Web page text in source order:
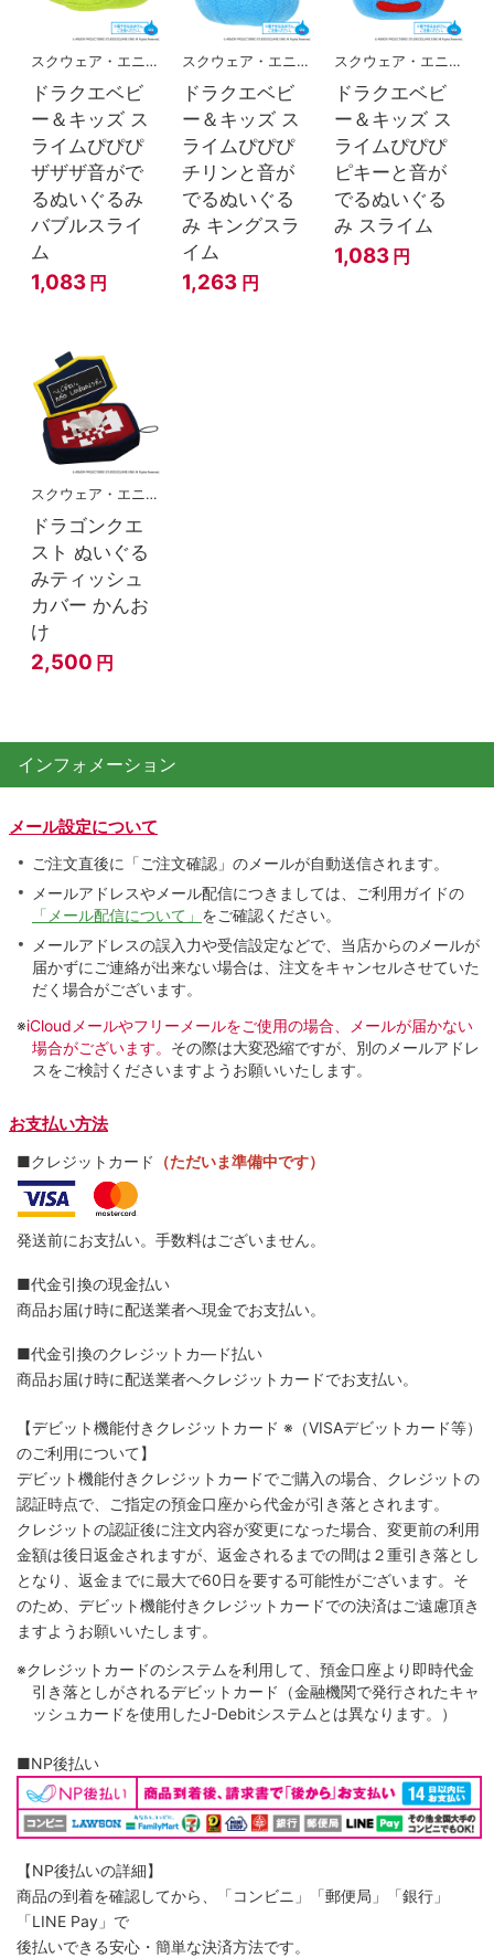
スクウェア・エニックス
ドラクエベビ
ー＆キッズ ス
ライムぴぴぴ
ザザザ音がで
るぬいぐるみ
バブルスライ
ム
1,083 円
スクウェア・エニックス
ドラクエベビ
ー＆キッズ ス
ライムぴぴぴ
チリンと音が
でるぬいぐる
み キングスラ
イム
1,263 円
スクウェア・エニックス
ドラクエベビ
ー＆キッズ ス
ライムぴぴぴ
ピキーと音が
でるぬいぐる
み スライム
1,083 円
スクウェア・エニックス
ドラゴンクエ
スト ぬいぐる
みティッシュ
カバー かんお
け
2,500 円
インフォメーション
メール設定について
ご注文直後に「ご注文確認」のメールが自動送信されます。
メールアドレスやメール配信につきましては、ご利用ガイドの
「メール配信について」 をご確認ください。
メールアドレスの誤入力や受信設定などで、当店からのメールが
届かずにご連絡が出来ない場合は、注文をキャンセルさせていた
だく場合がございます。
※iCloudメールやフリーメールをご使用の場合、メールが届かない
場合がございます。 その際は大変恐縮ですが、別のメールアドレ
スをご検討くださいますようお願いいたします。
お支払い方法
■クレジットカード （ただいま準備中です）
発送前にお支払い。手数料はございません。
■代金引換の現金払い
商品お届け時に配送業者へ現金でお支払い。
■代金引換のクレジットカ―ド払い
商品お届け時に配送業者へクレジットカードでお支払い。
【デビット機能付きクレジットカード ※（VISAデビットカード等）
のご利用について】
デビット機能付きクレジットカードでご購入の場合、クレジットの
認証時点で、ご指定の預金口座から代金が引き落とされます。
クレジットの認証後に注文内容が変更になった場合、変更前の利用
金額は後日返金されますが、返金されるまでの間は２重引き落とし
となり、返金までに最大で60日を要する可能性がございます。そ
のため、デビット機能付きクレジットカードでの決済はご遠慮頂き
ますようお願いいたします。
※クレジットカードのシステムを利用して、預金口座より即時代金
引き落としがされるデビットカード（金融機関で発行されたキャ
ッシュカードを使用したJ-Debitシステムとは異なります。）
■NP後払い
【NP後払いの詳細】
商品の到着を確認してから、「コンビニ」「郵便局」「銀行」
「LINE Pay」で
後払いできる安心・簡単な決済方法です。